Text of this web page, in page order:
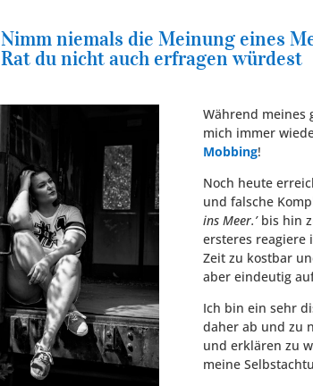
Nimm niemals die Meinung eines
Rat du nicht auch erfragen würdest
Während meines
mich immer
Mobbing!
Noch heute
und falsche
ins Meer.’bis hin
ersteres
Zeit zu kostbar
aber eindeutig
Ich bin ein sehr
daher ab und zu
und erklären zu
meine